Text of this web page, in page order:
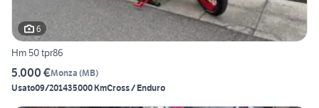
6
Hm 50 tpr86
5.000 €Monza (MB)
Usato09/201435000 KmCross / Enduro